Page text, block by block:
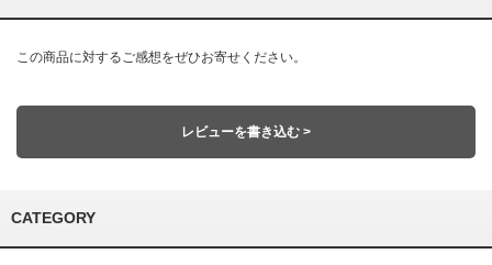
この商品に対するご感想をぜひお寄せください。
レビューを書き込む >
CATEGORY